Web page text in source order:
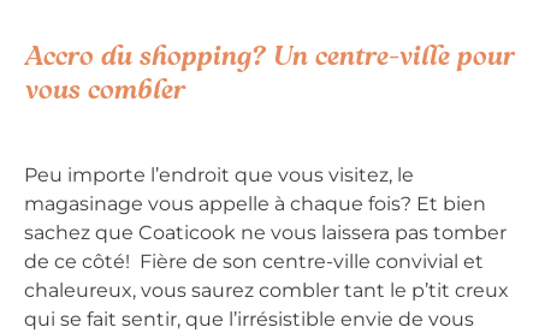
Accro du shopping? Un centre-ville pour
vous combler
Peu importe l’endroit que vous visitez, le
magasinage vous appelle à chaque fois? Et bien
sachez que Coaticook ne vous laissera pas tomber
de ce côté! Fière de son centre-ville convivial et
chaleureux, vous saurez combler tant le p’tit creux
qui se fait sentir, que l’irrésistible envie de vous